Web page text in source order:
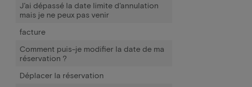
J'ai dépassé la date limite d'annulation
mais je ne peux pas venir
facture
Comment puis-je modifier la date de ma
réservation ?
Déplacer la réservation